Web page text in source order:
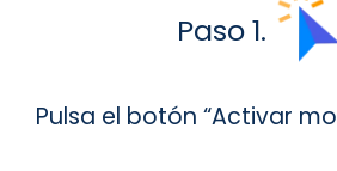
Paso 1.
Pulsa el botón “Activar